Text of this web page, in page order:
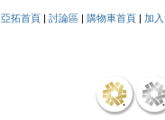
亞拓首頁 | 討論區 | 購物車首頁 | 加